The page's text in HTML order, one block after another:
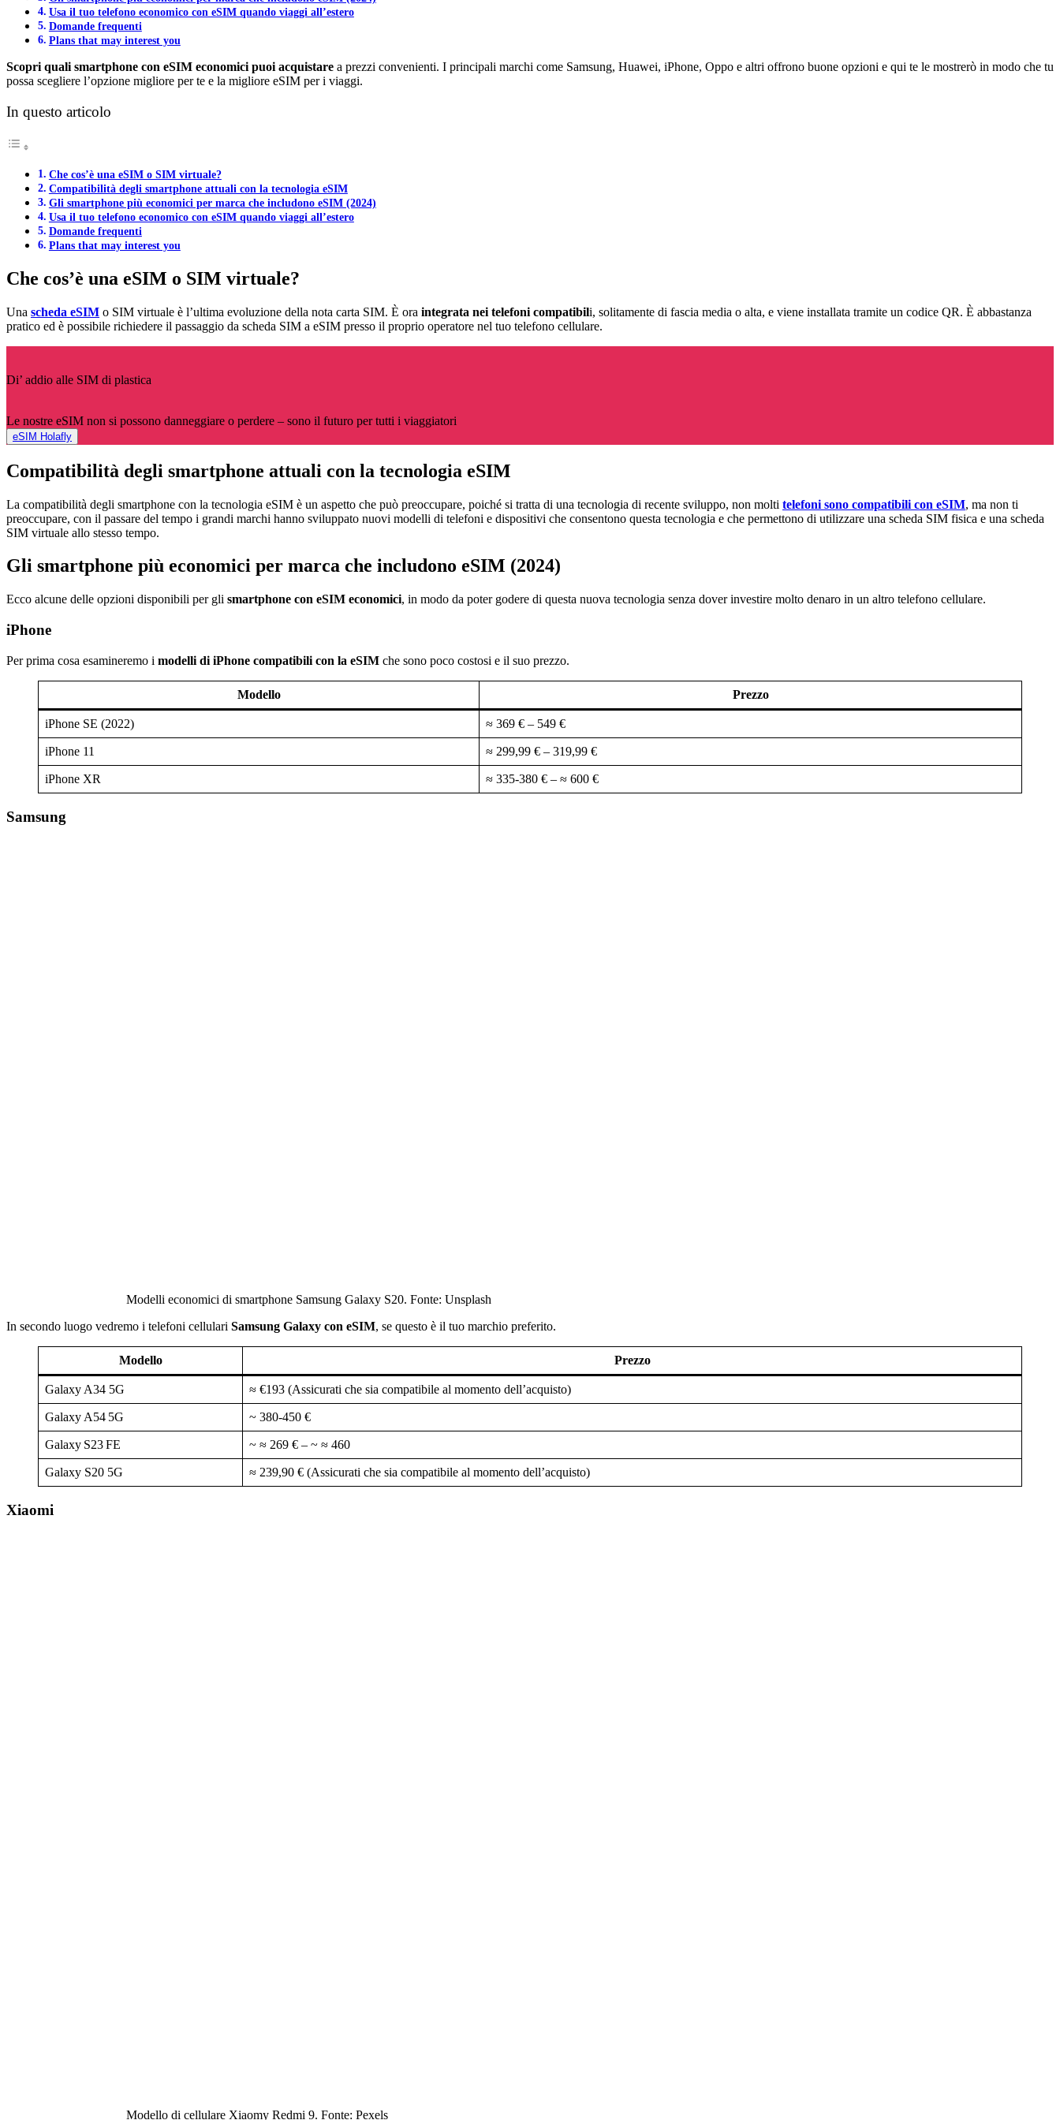
Usa il tuo telefono economico con eSIM quando viaggi all’estero
Domande frequenti
Plans that may interest you
Scopri quali smartphone con eSIM economici puoi acquistare a prezzi convenienti. I principali marchi come Samsung, Huawei, iPhone, Oppo e altri offrono buone opzioni e qui te le mostrerò in modo che tu
possa scegliere l’opzione migliore per te e la migliore eSIM per i viaggi.
In questo articolo
Che cos’è una eSIM o SIM virtuale?
Compatibilità degli smartphone attuali con la tecnologia eSIM
Gli smartphone più economici per marca che includono eSIM (2024)
Usa il tuo telefono economico con eSIM quando viaggi all’estero
Domande frequenti
Plans that may interest you
Che cos’è una eSIM o SIM virtuale?
Una scheda eSIM o SIM virtuale è l’ultima evoluzione della nota carta SIM. È ora integrata nei telefoni compatibili, solitamente di fascia media o alta, e viene installata tramite un codice QR. È abbastanza
pratico ed è possibile richiedere il passaggio da scheda SIM a eSIM presso il proprio operatore nel tuo telefono cellulare.
Di’ addio alle SIM di plastica
Le nostre eSIM non si possono danneggiare o perdere – sono il futuro per tutti i viaggiatori
eSIM Holafly
Compatibilità degli smartphone attuali con la tecnologia eSIM
La compatibilità degli smartphone con la tecnologia eSIM è un aspetto che può preoccupare, poiché si tratta di una tecnologia di recente sviluppo, non molti telefoni sono compatibili con eSIM, ma non ti
preoccupare, con il passare del tempo i grandi marchi hanno sviluppato nuovi modelli di telefoni e dispositivi che consentono questa tecnologia e che permettono di utilizzare una scheda SIM fisica e una scheda
SIM virtuale allo stesso tempo.
Gli smartphone più economici per marca che includono eSIM (2024)
Ecco alcune delle opzioni disponibili per gli smartphone con eSIM economici, in modo da poter godere di questa nuova tecnologia senza dover investire molto denaro in un altro telefono cellulare.
iPhone
Per prima cosa esamineremo i modelli di iPhone compatibili con la eSIM che sono poco costosi e il suo prezzo.
Modello Prezzo
iPhone SE (2022) ≈ 369 € – 549 €
iPhone 11 ≈ 299,99 € – 319,99 €
iPhone XR ≈ 335-380 € – ≈ 600 €
Samsung
Modelli economici di smartphone Samsung Galaxy S20. Fonte: Unsplash
In secondo luogo vedremo i telefoni cellulari Samsung Galaxy con eSIM, se questo è il tuo marchio preferito.
Modello Prezzo
Galaxy A34 5G ≈ €193 (Assicurati che sia compatibile al momento dell’acquisto)
Galaxy A54 5G ~ 380-450 €
Galaxy S23 FE ~ ≈ 269 € – ~ ≈ 460
Galaxy S20 5G ≈ 239,90 € (Assicurati che sia compatibile al momento dell’acquisto)
Xiaomi
Modello di cellulare Xiaomy Redmi 9. Fonte: Pexels